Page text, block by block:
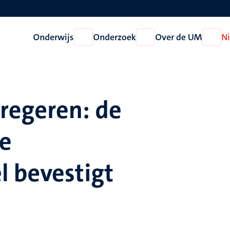
Onderwijs
Open
Onderwijs
Onderzoek
Open
Onderzoek
Over de UM
Open
Over
de
bevestigt